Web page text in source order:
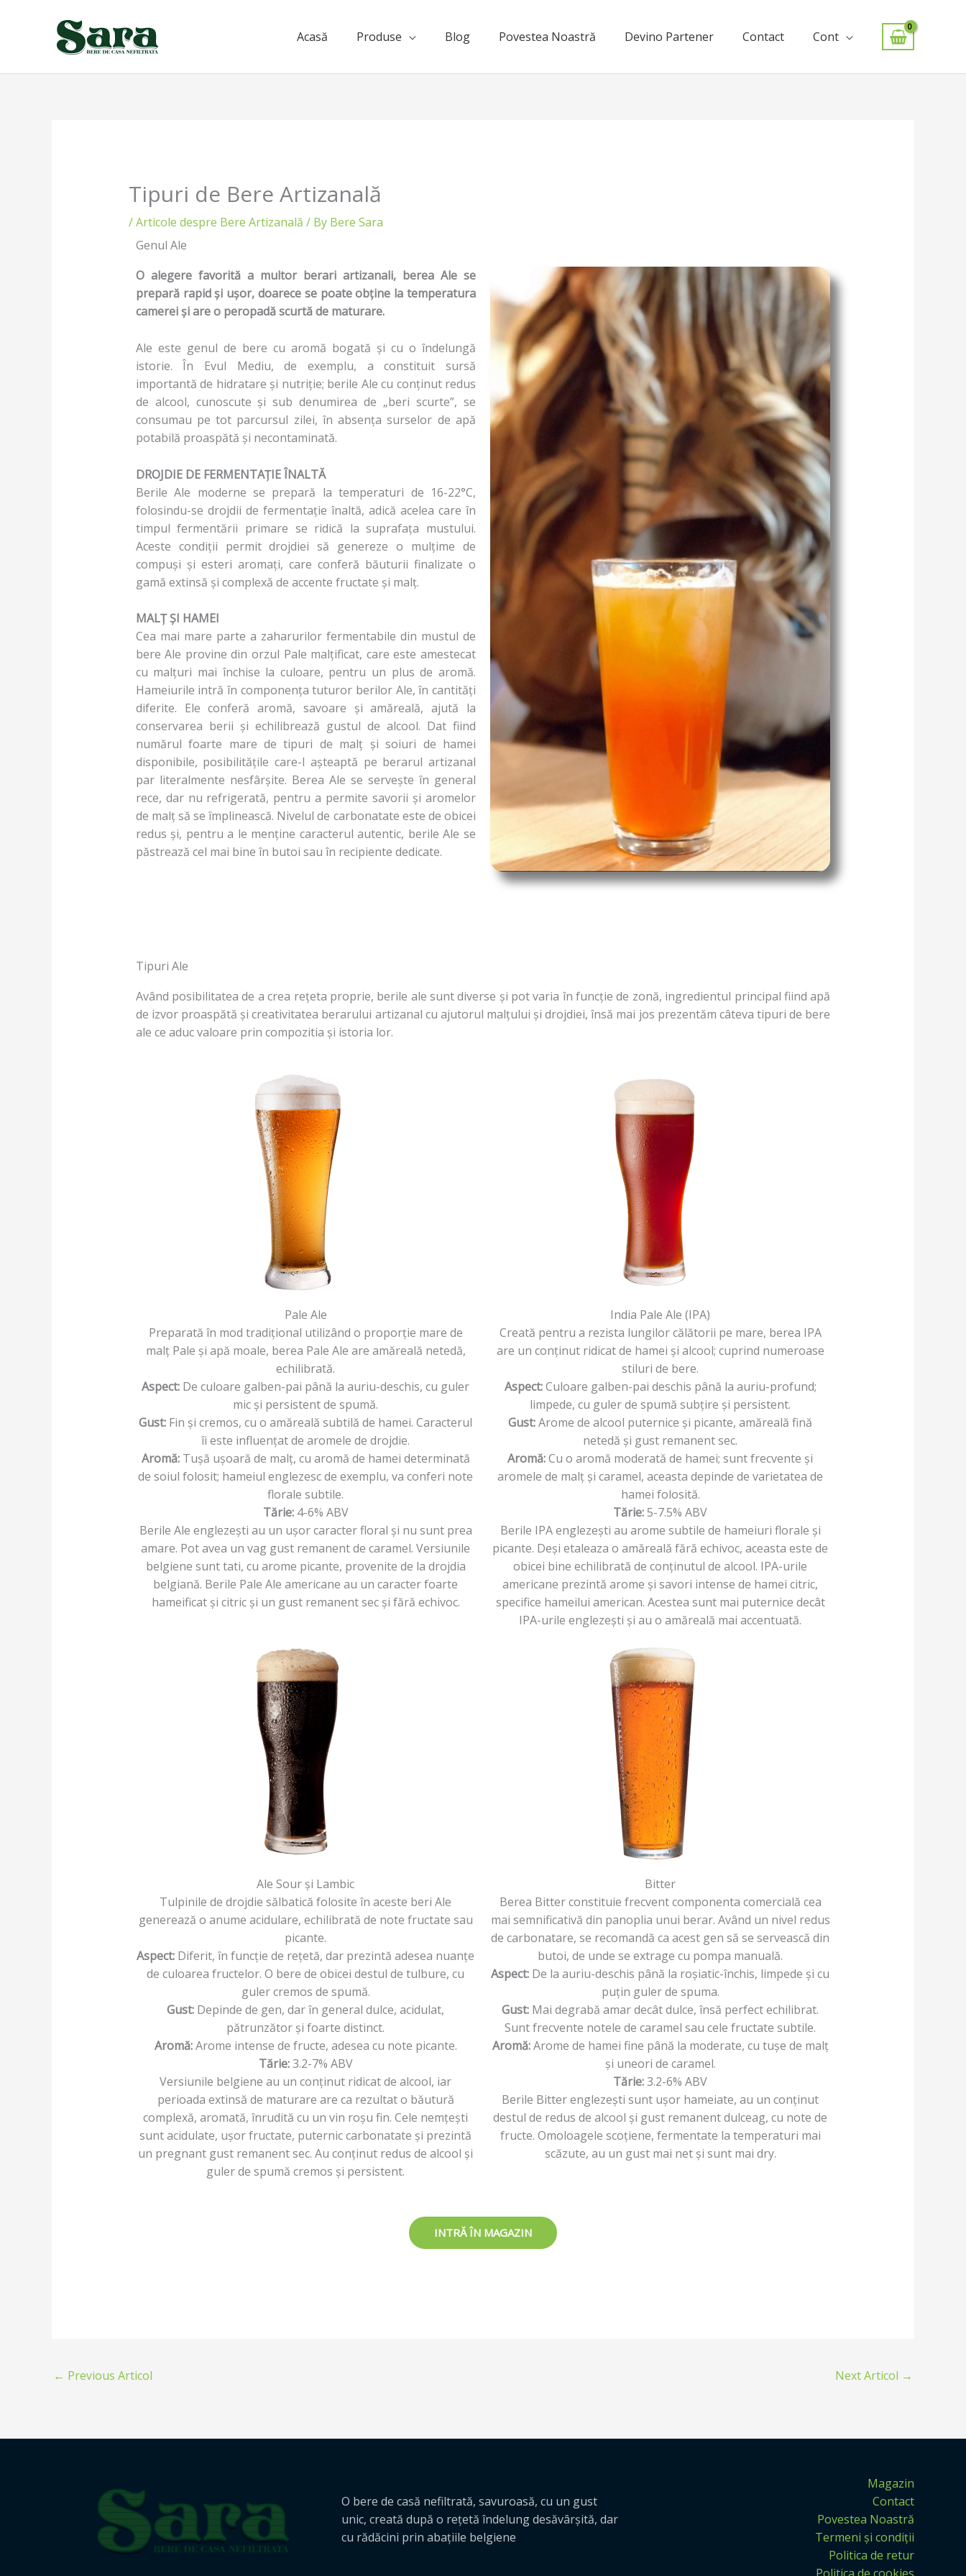
Acasă Produse Blog Povestea Noastră Devino Partener Contact Cont
Tipuri de Bere Artizanală
/Articole despre Bere Artizanală / By Bere Sara
Genul Ale
O alegere favorită a multor berari artizanali, berea Ale se
prepară rapid și ușor, doarece se poate obține la temperatura
camerei și are o peropadă scurtă de maturare.
Ale este genul de bere cu aromă bogată și cu o îndelungă
istorie. În Evul Mediu, de exemplu, a constituit sursă
importantă de hidratare și nutriție; berile Ale cu conținut redus
de alcool, cunoscute și sub denumirea de „beri scurte”, se
consumau pe tot parcursul zilei, în absența surselor de apă
potabilă proaspătă și necontaminată.
DROJDIE DE FERMENTAȚIE ÎNALTĂ
Berile Ale moderne se prepară la temperaturi de 16-22°C,
folosindu-se drojdii de fermentație înaltă, adică acelea care în
timpul fermentării primare se ridică la suprafața mustului.
Aceste condiții permit drojdiei să genereze o mulțime de
compuși și esteri aromați, care conferă băuturii finalizate o
gamă extinsă și complexă de accente fructate și malț.
MALȚ ȘI HAMEI
Cea mai mare parte a zaharurilor fermentabile din mustul de
bere Ale provine din orzul Pale malțificat, care este amestecat
cu malțuri mai închise la culoare, pentru un plus de aromă.
Hameiurile intră în componența tuturor berilor Ale, în cantități
diferite. Ele conferă aromă, savoare și amăreală, ajută la
conservarea berii și echilibrează gustul de alcool. Dat fiind
numărul foarte mare de tipuri de malț și soiuri de hamei
disponibile, posibilitățile care-l așteaptă pe berarul artizanal
par literalmente nesfârșite. Berea Ale se servește în general
rece, dar nu refrigerată, pentru a permite savorii și aromelor
de malț să se împlinească. Nivelul de carbonatate este de obicei
redus și, pentru a le menține caracterul autentic, berile Ale se
păstrează cel mai bine în butoi sau în recipiente dedicate.
Tipuri Ale
Având posibilitatea de a crea rețeta proprie, berile ale sunt diverse și pot varia în funcție de zonă, ingredientul principal fiind apă
de izvor proaspătă și creativitatea berarului artizanal cu ajutorul malțului și drojdiei, însă mai jos prezentăm câteva tipuri de bere
ale ce aduc valoare prin compozitia și istoria lor.
Pale Ale
Preparată în mod tradițional utilizând o proporție mare de
malț Pale și apă moale, berea Pale Ale are amăreală netedă,
echilibrată.
Aspect: De culoare galben-pai până la auriu-deschis, cu guler
mic și persistent de spumă.
Gust: Fin și cremos, cu o amăreală subtilă de hamei. Caracterul
îi este influențat de aromele de drojdie.
Aromă:Tușă ușoară de malț, cu aromă de hamei determinată
de soiul folosit; hameiul englezesc de exemplu, va conferi note
florale subtile.
Tărie:4-6% ABV
Berile Ale englezești au un ușor caracter floral și nu sunt prea
amare. Pot avea un vag gust remanent de caramel. Versiunile
belgiene sunt tati, cu arome picante, provenite de la drojdia
belgiană. Berile Pale Ale americane au un caracter foarte
hameificat și citric și un gust remanent sec și fără echivoc.
India Pale Ale (IPA)
Creată pentru a rezista lungilor călătorii pe mare, berea IPA
are un conținut ridicat de hamei și alcool; cuprind numeroase
stiluri de bere.
Aspect:Culoare galben-pai deschis până la auriu-profund;
limpede, cu guler de spumă subțire și persistent.
Gust:Arome de alcool puternice și picante, amăreală fină
netedă și gust remanent sec.
Aromă:Cu o aromă moderată de hamei; sunt frecvente și
aromele de malț și caramel, aceasta depinde de varietatea de
hamei folosită.
Tărie:5-7.5% ABV
Berile IPA englezești au arome subtile de hameiuri florale și
picante. Deși etaleaza o amăreală fără echivoc, aceasta este de
obicei bine echilibrată de conținutul de alcool. IPA-urile
americane prezintă arome și savori intense de hamei citric,
specifice hameilui american. Acestea sunt mai puternice decât
IPA-urile englezești și au o amăreală mai accentuată.
Ale Sour și Lambic
Tulpinile de drojdie sălbatică folosite în aceste beri Ale
generează o anume acidulare, echilibrată de note fructate sau
picante.
Aspect: Diferit, în funcție de rețetă, dar prezintă adesea nuanțe
de culoarea fructelor. O bere de obicei destul de tulbure, cu
guler cremos de spumă.
Gust: Depinde de gen, dar în general dulce, acidulat,
pătrunzător și foarte distinct.
Aromă:Arome intense de fructe, adesea cu note picante.
Tărie:3.2-7% ABV
Versiunile belgiene au un conținut ridicat de alcool, iar
perioada extinsă de maturare are ca rezultat o băutură
complexă, aromată, înrudită cu un vin roșu fin. Cele nemțești
sunt acidulate, ușor fructate, puternic carbonatate şi prezintă
un pregnant gust remanent sec. Au conținut redus de alcool și
guler de spumă cremos și persistent.
Bitter
Berea Bitter constituie frecvent componenta comercială cea
mai semnificativă din panoplia unui berar. Având un nivel redus
de carbonatare, se recomandă ca acest gen să se servească din
butoi, de unde se extrage cu pompa manuală.
Aspect: De la auriu-deschis până la roşiatic-închis, limpede şi cu
puțin guler de spuma.
Gust: Mai degrabă amar decât dulce, însă perfect echilibrat.
Sunt frecvente notele de caramel sau cele fructate subtile.
Aromă:Arome de hamei fine până la moderate, cu tușe de malț
și uneori de caramel.
Tărie:3.2-6% ABV
Berile Bitter englezești sunt ușor hameiate, au un conținut
destul de redus de alcool și gust remanent dulceag, cu note de
fructe. Omoloagele scoţiene, fermentate la temperaturi mai
scăzute, au un gust mai net și sunt mai dry.
INTRĂ ÎN MAGAZIN
← Previous Articol Next Articol →
O bere de casă nefiltrată, savuroasă, cu un gust
unic, creată după o reţetă îndelung desăvârşită, dar
cu rădăcini prin abaţiile belgiene
Magazin
Contact
Povestea Noastră
Termeni și condiții
Politica de retur